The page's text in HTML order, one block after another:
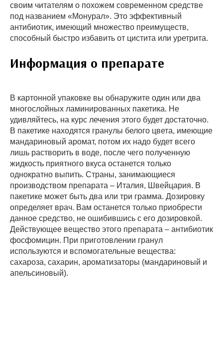
своим читателям о похожем современном средстве
под названием «Монурал». Это эффективный
антибиотик, имеющий множество преимуществ,
способный быстро избавить от цистита или уретрита.
Информация о препарате
В картонной упаковке вы обнаружите один или два
многослойных ламинированных пакетика. Не
удивляйтесь, на курс лечения этого будет достаточно.
В пакетике находятся гранулы белого цвета, имеющие
мандариновый аромат, потом их надо будет всего
лишь растворить в воде, после чего полученную
жидкость приятного вкуса останется только
однократно выпить. Страны, занимающиеся
производством препарата – Италия, Швейцария. В
пакетике может быть два или три грамма. Дозировку
определяет врач. Вам останется только приобрести
данное средство, не ошибившись с его дозировкой.
Действующее вещество этого препарата – антибиотик
фосфомицин. При приготовлении гранул
используются и вспомогательные вещества:
сахароза, сахарин, ароматизаторы (мандариновый и
апельсиновый).